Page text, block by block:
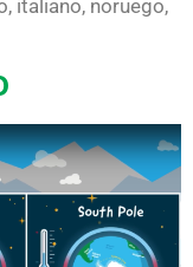
italiano, noruego,